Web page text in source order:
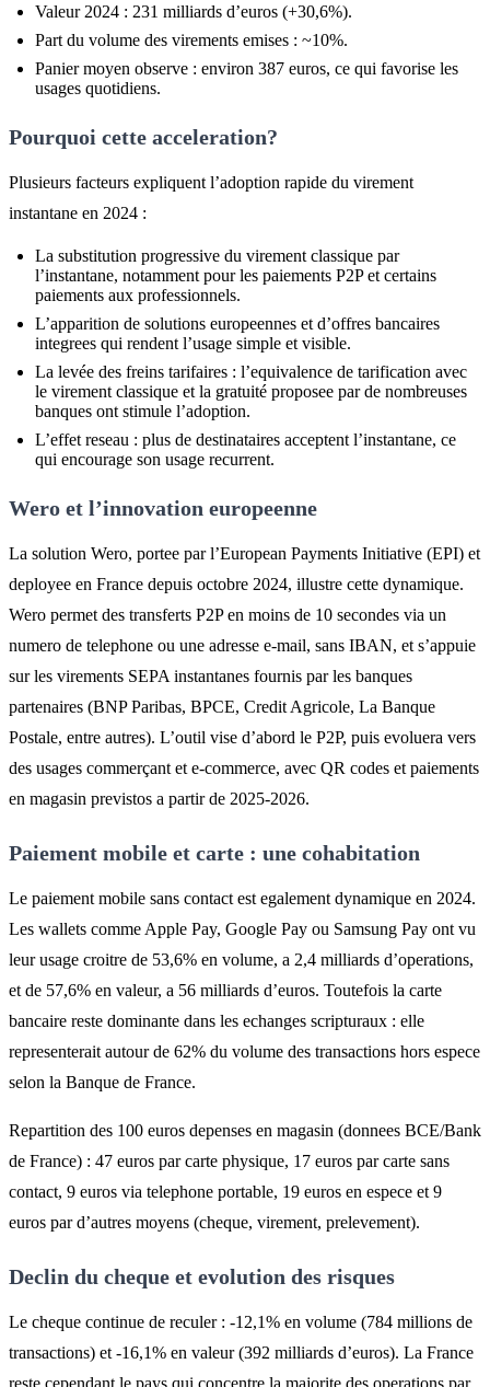
Valeur 2024 : 231 milliards d’euros (+30,6%).
Part du volume des virements emises : ~10%.
Panier moyen observe : environ 387 euros, ce qui favorise les
usages quotidiens.
Pourquoi cette acceleration?
Plusieurs facteurs expliquent l’adoption rapide du virement
instantane en 2024 :
La substitution progressive du virement classique par
l’instantane, notamment pour les paiements P2P et certains
paiements aux professionnels.
L’apparition de solutions europeennes et d’offres bancaires
integrees qui rendent l’usage simple et visible.
La levée des freins tarifaires : l’equivalence de tarification avec
le virement classique et la gratuité proposee par de nombreuses
banques ont stimule l’adoption.
L’effet reseau : plus de destinataires acceptent l’instantane, ce
qui encourage son usage recurrent.
Wero et l’innovation europeenne
La solution Wero, portee par l’European Payments Initiative (EPI) et
deployee en France depuis octobre 2024, illustre cette dynamique.
Wero permet des transferts P2P en moins de 10 secondes via un
numero de telephone ou une adresse e-mail, sans IBAN, et s’appuie
sur les virements SEPA instantanes fournis par les banques
partenaires (BNP Paribas, BPCE, Credit Agricole, La Banque
Postale, entre autres). L’outil vise d’abord le P2P, puis evoluera vers
des usages commerçant et e-commerce, avec QR codes et paiements
en magasin previstos a partir de 2025-2026.
Paiement mobile et carte : une cohabitation
Le paiement mobile sans contact est egalement dynamique en 2024.
Les wallets comme Apple Pay, Google Pay ou Samsung Pay ont vu
leur usage croitre de 53,6% en volume, a 2,4 milliards d’operations,
et de 57,6% en valeur, a 56 milliards d’euros. Toutefois la carte
bancaire reste dominante dans les echanges scripturaux : elle
representerait autour de 62% du volume des transactions hors espece
selon la Banque de France.
Repartition des 100 euros depenses en magasin (donnees BCE/Bank
de France) : 47 euros par carte physique, 17 euros par carte sans
contact, 9 euros via telephone portable, 19 euros en espece et 9
euros par d’autres moyens (cheque, virement, prelevement).
Declin du cheque et evolution des risques
Le cheque continue de reculer : -12,1% en volume (784 millions de
transactions) et -16,1% en valeur (392 milliards d’euros). La France
reste cependant le pays qui concentre la majorite des operations par